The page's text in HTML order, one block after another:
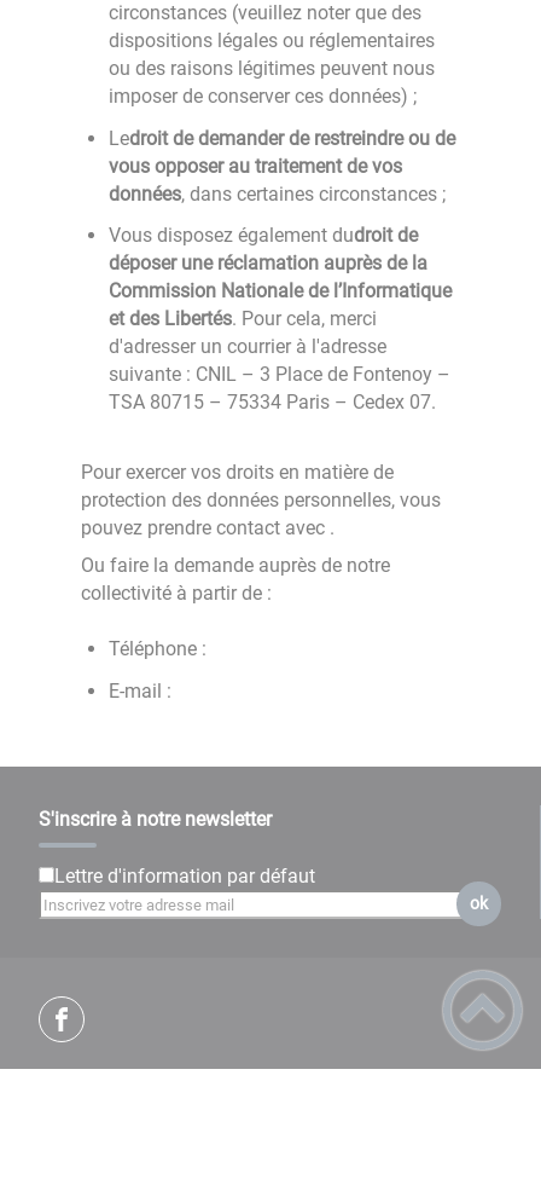
circonstances (veuillez noter que des
dispositions légales ou réglementaires
ou des raisons légitimes peuvent nous
imposer de conserver ces données) ;
Ledroit de demander de restreindre ou de
vous opposer au traitement de vos
données, dans certaines circonstances ;
Vous disposez également dudroit de
déposer une réclamation auprès de la
Commission Nationale de l’Informatique
et des Libertés. Pour cela, merci
d'adresser un courrier à l'adresse
suivante : CNIL – 3 Place de Fontenoy –
TSA 80715 – 75334 Paris – Cedex 07.
Pour exercer vos droits en matière de
protection des données personnelles, vous
pouvez prendre contact avec .
Ou faire la demande auprès de notre
collectivité à partir de :
Téléphone :
E-mail :
S'inscrire à notre newsletter
Lettre d'information par défaut
ok